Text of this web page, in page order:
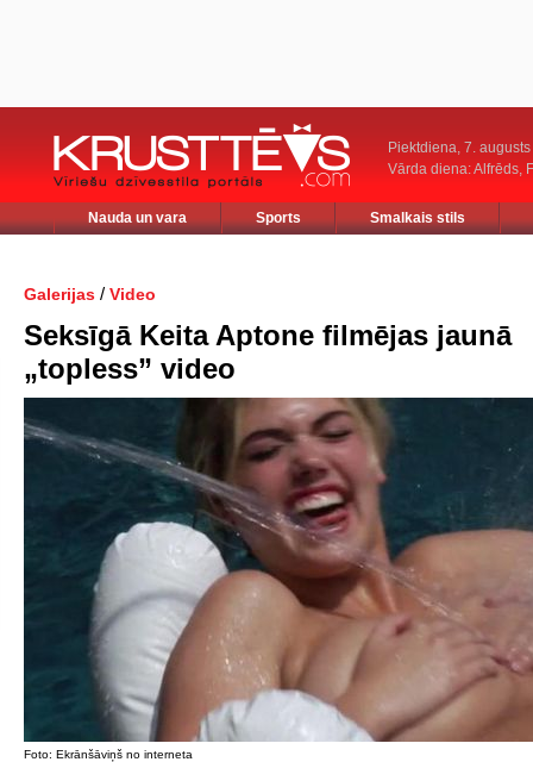
Piektdiena, 7. augusts
Vārda diena: Alfrēds,
Nauda un vara Sports Smalkais stils
Galerijas / Video
Seksīgā Keita Aptone filmējas jaunā
„topless” video
Foto: Ekrānšāviņš no interneta